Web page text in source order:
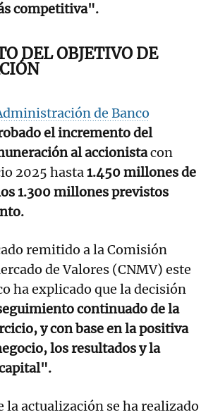
competitiva".
DEL OBJETIVO DE
de Banco
el incremento del
al accionistacon
2025 hasta1.450 millones de
1.300 millones previstos
remitido a la Comisión
de Valores (CNMV) este
ha explicado que la decisión
continuado de la
y con base en la positiva
los resultados y la
la actualización se ha realizado